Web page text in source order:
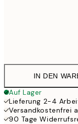
IN DEN
Auf Lager
Lieferung 2-4
Versandkostenfrei
90 Tage